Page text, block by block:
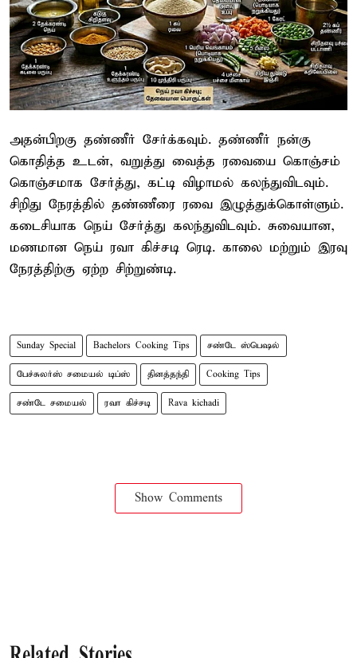
அதன்பிறகு தண்ணீர் சேர்க்கவும். தண்ணீர் நன்கு
கொதித்த உடன், வறுத்து வைத்த ரவையை கொஞ்சம்
கொஞ்சமாக சேர்த்து, கட்டி விழாமல் கலந்துவிடவும்.
சிறிது நேரத்தில் தண்ணீரை ரவை இழுத்துக்கொள்ளும்.
கடைசியாக நெய் சேர்த்து கலந்துவிடவும். சுவையான,
மணமான நெய் ரவா கிச்சடி ரெடி. காலை மற்றும் இரவு
நேரத்திற்கு ஏற்ற சிற்றுண்டி.
Sunday Special Bachelors Cooking Tips சண்டே ஸ்பெஷல்
பேச்சுலர்ஸ் சமையல் டிப்ஸ் தினத்தந்தி Cooking Tips
சண்டே சமையல் ரவா கிச்சடி Rava kichadi
Show Comments